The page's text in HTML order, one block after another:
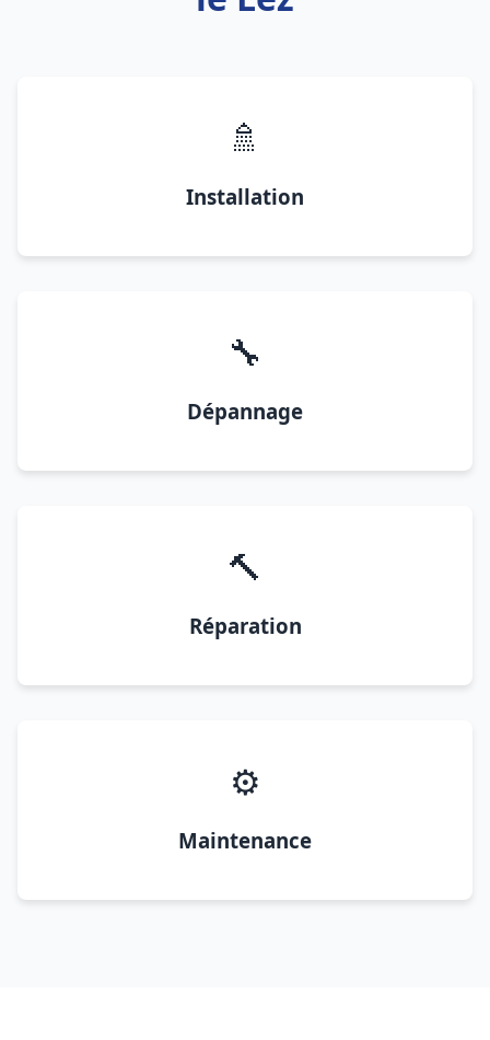
🚿
Installation
🔧
Dépannage
🔨
Réparation
⚙️
Maintenance